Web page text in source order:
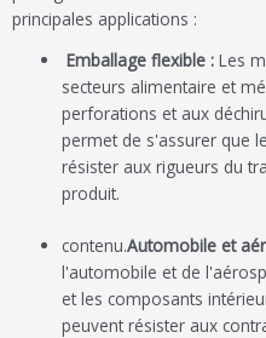
principales applications :
Emballage flexible : Les
secteurs alimentaire et
perforations et aux
permet de s'assurer que
résister aux rigueurs du
produit.
contenu.Automobile et
l'automobile et de
et les composants
peuvent résister aux